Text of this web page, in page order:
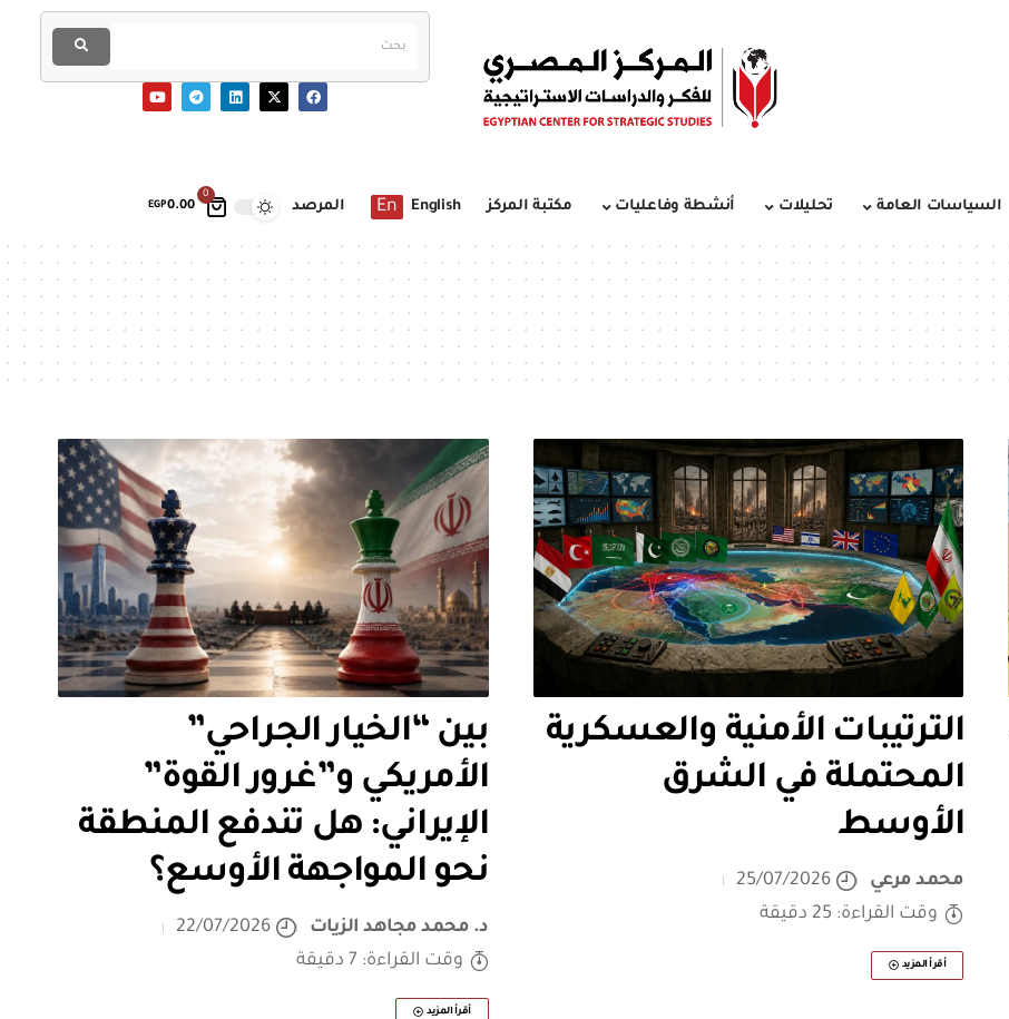
0
EGP0.00 السياسات العامة تحليلات أنشطة وفاعليات مكتبة المركز English
En المرصد
الترتيبات الأمنية والعسكرية
المحتملة في الشرق
الأوسط
محمد مرعي
25/07/2026
وقت القراءة: 25 دقيقة
أقرأ المزيد
بين “الخيار الجراحي”
الأمريكي و”غرور القوة”
الإيراني: هل تندفع المنطقة
نحو المواجهة الأوسع؟
د. محمد مجاهد الزيات
22/07/2026
وقت القراءة: 7 دقيقة
أقرأ المزيد